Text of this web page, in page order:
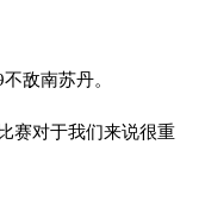
敌南苏丹。
赛对于我们来说很重